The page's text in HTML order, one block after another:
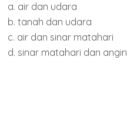
a. air dan udara
b. tanah dan udara
c. air dan sinar matahari
d. sinar matahari dan angin